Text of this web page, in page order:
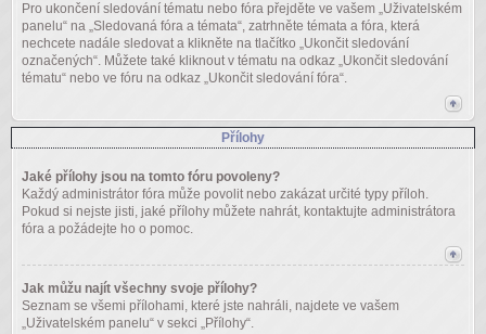
Pro ukončení sledování tématu nebo fóra přejděte ve vašem „Uživatelském
panelu“ na „Sledovaná fóra a témata“, zatrhněte témata a fóra, která
nechcete nadále sledovat a klikněte na tlačítko „Ukončit sledování
označených“. Můžete také kliknout v tématu na odkaz „Ukončit sledování
tématu“ nebo ve fóru na odkaz „Ukončit sledování fóra“.
Přílohy
Jaké přílohy jsou na tomto fóru povoleny?
Každý administrátor fóra může povolit nebo zakázat určité typy příloh.
Pokud si nejste jisti, jaké přílohy můžete nahrát, kontaktujte administrátora
fóra a požádejte ho o pomoc.
Jak můžu najít všechny svoje přílohy?
Seznam se všemi přílohami, které jste nahráli, najdete ve vašem
„Uživatelském panelu“ v sekci „Přílohy“.